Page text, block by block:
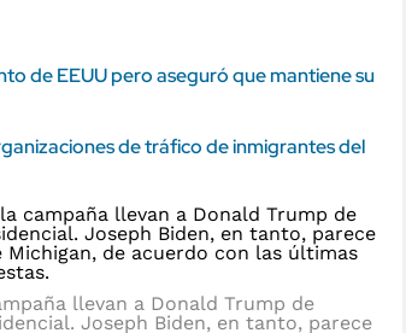
de EEUU pero aseguró que mantiene su
de tráfico de inmigrantes del
llevan a Donald Trump de
Joseph Biden, en tanto, parece